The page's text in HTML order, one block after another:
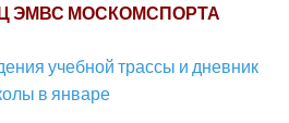
ЭМВС МОСКОМСПОРТА